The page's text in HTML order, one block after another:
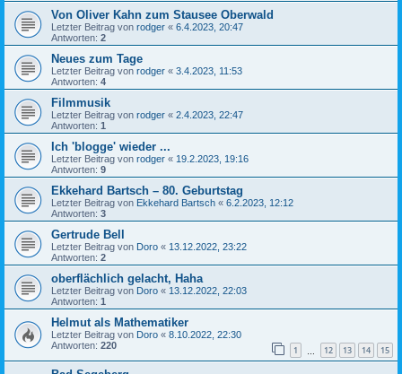
Von Oliver Kahn zum Stausee Oberwald
Letzter Beitrag von rodger « 6.4.2023, 20:47
Antworten: 2
Neues zum Tage
Letzter Beitrag von rodger « 3.4.2023, 11:53
Antworten: 4
Filmmusik
Letzter Beitrag von rodger « 2.4.2023, 22:47
Antworten: 1
Ich 'blogge' wieder ...
Letzter Beitrag von rodger « 19.2.2023, 19:16
Antworten: 9
Ekkehard Bartsch – 80. Geburtstag
Letzter Beitrag von Ekkehard Bartsch « 6.2.2023, 12:12
Antworten: 3
Gertrude Bell
Letzter Beitrag von Doro « 13.12.2022, 23:22
Antworten: 2
oberflächlich gelacht, Haha
Letzter Beitrag von Doro « 13.12.2022, 22:03
Antworten: 1
Helmut als Mathematiker
Letzter Beitrag von Doro « 8.10.2022, 22:30
Antworten: 220 1 12 13 14 15